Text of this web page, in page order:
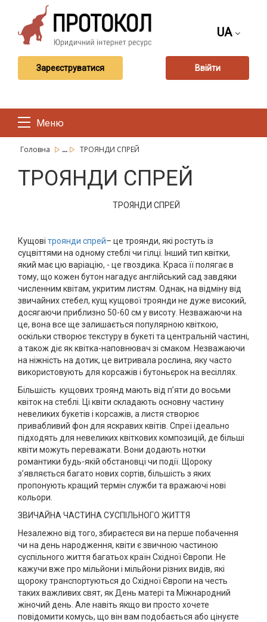
UA
Зареєструватися Ввійти
Меню
Головна ... ТРОЯНДИ СПРЕЙ
ТРОЯНДИ СПРЕЙ
ТРОЯНДИ СПРЕЙ
Кущові троянди спрей– це троянди, які ростуть із
суцвіттями на одному стеблі чи гілці. Інший тип квітки,
який має цю варіацію, - це гвоздика. Краса її полягає в
тому, що кожен бутон нагадує англійський сад завдяки
численним квітам, укритим листям. Однак, на відміну від
звичайних стебел, кущ кущової троянди не дуже високий,
досягаючи приблизно 50-60 см у висоту. Незважаючи на
це, вона все ще залишається популярною квіткою,
оскільки створює текстуру в букеті та центральній частині,
а також діє як квітка-наповнювач зі смаком. Незважаючи
на ніжність на дотик, це витривала рослина, яку часто
використовують для корсажів і бутоньєрок на весіллях.
Більшість кущових троянд мають від п’яти до восьми
квіток на стеблі. Ці квіти складають основну частину
невеликих букетів і корсажів, а листя створює
привабливий фон для яскравих квітів. Спреї ідеально
підходять для невеликих квіткових композицій, де більші
квіти можуть переважати. Вони додають нотки
романтики будь-якій обстановці чи події. Щороку
з’являється багато нових сортів, більшість з яких
пропонують кращий термін служби та вражаючі нові
кольори.
ЗВИЧАЙНА ЧАСТИНА СУСПІЛЬНОГО ЖИТТЯ
Незалежно від того, збираєтеся ви на перше побачення
чи на день народження, квіти є звичною частиною
суспільного життя багатьох країн Східної Європи. Не
кажучи вже про мільйони і мільйони різних видів, які
щороку транспортуються до Східної Європи на честь
таких важливих свят, як День матері та Міжнародний
жіночий день. Але навіть якщо ви просто хочете
повідомити комусь, що він вам подобається або цінуєте